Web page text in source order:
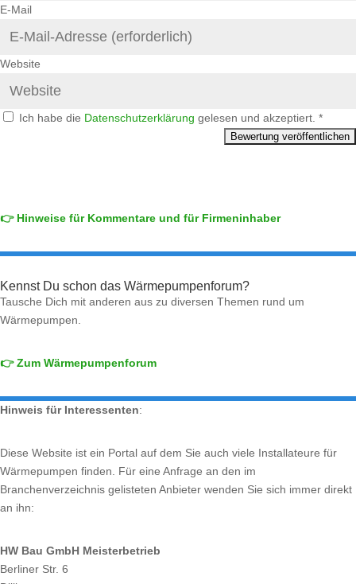
E-Mail
Website
Ich habe die Datenschutzerklärung gelesen und akzeptiert. *
👉 Hinweise für Kommentare und für Firmeninhaber
Kennst Du schon das Wärmepumpenforum?
Tausche Dich mit anderen aus zu diversen Themen rund um
Wärmepumpen.
👉 Zum Wärmepumpenforum
Hinweis für Interessenten:
Diese Website ist ein Portal auf dem Sie auch viele Installateure für
Wärmepumpen finden. Für eine Anfrage an den im
Branchenverzeichnis gelisteten Anbieter wenden Sie sich immer direkt
an ihn:
HW Bau GmbH Meisterbetrieb
Berliner Str. 6